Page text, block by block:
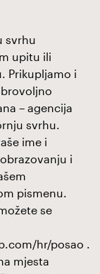
svrhu
upitu ili
Prikupljamo i
– agencija
svrhu.
ime i
i
pismenu.
se
hr/posao .
mjesta